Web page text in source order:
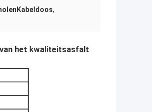
,
het kwaliteitsasfalt